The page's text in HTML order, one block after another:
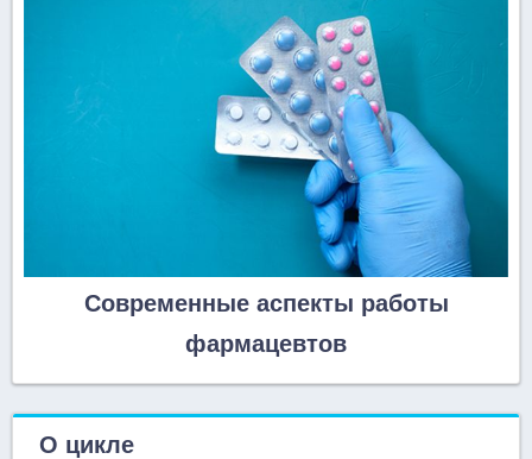
Современные аспекты работы
фармацевтов
О цикле